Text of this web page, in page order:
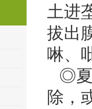
土进
拔出
啉、
◎夏
除，